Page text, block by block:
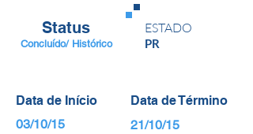
Status
Concluído/ Histórico
ESTADO
PR
Data de Início
03/10/15
Data de Término
21/10/15